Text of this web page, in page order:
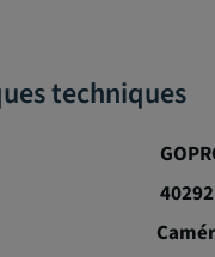
techniques
40292